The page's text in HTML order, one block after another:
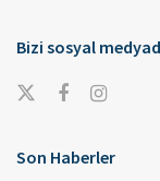
Bizi sosyal
Son Haberler